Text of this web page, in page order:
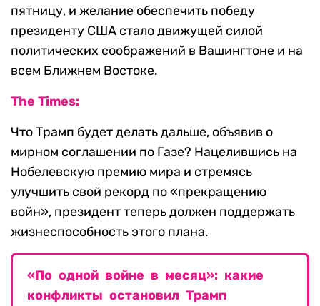
пятницу, и желание обеспечить победу
президенту США стало движущей силой
политических соображений в Вашингтоне и на
всем Ближнем Востоке.
The Times:
Что Трамп будет делать дальше, объявив о
мирном соглашении по Газе? Нацелившись на
Нобелевскую премию мира и стремясь
улучшить свой рекорд по «прекращению
войн», президент теперь должен поддержать
жизнеспособность этого плана.
«По одной войне в месяц»: какие
конфликты остановил Трамп